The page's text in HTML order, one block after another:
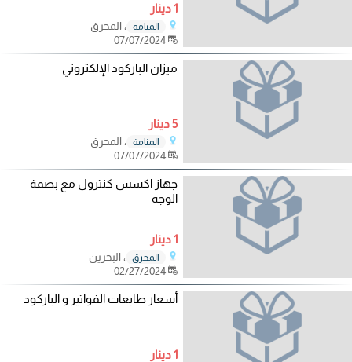
1 دينار
المنامة
، المحرق
07/07/2024
ميزان الباركود الإلكتروني
5 دينار
المنامة
، المحرق
07/07/2024
جهاز اكسس كنترول مع بصمة
الوجه
1 دينار
المحرق
، البحرين
02/27/2024
أسعار طابعات الفواتير و الباركود
1 دينار